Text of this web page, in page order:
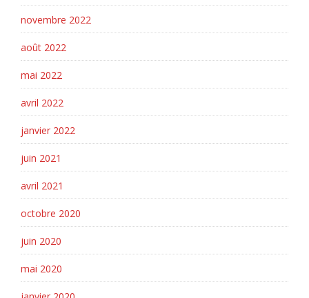
novembre 2022
août 2022
mai 2022
avril 2022
janvier 2022
juin 2021
avril 2021
octobre 2020
juin 2020
mai 2020